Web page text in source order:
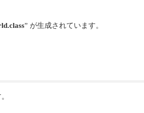
” が生成されています。